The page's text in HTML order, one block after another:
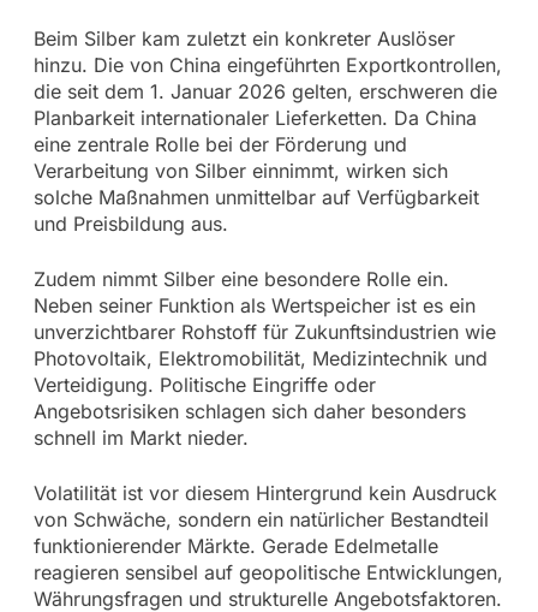
Beim Silber kam zuletzt ein konkreter Auslöser
hinzu. Die von China eingeführten Exportkontrollen,
die seit dem 1. Januar 2026 gelten, erschweren die
Planbarkeit internationaler Lieferketten. Da China
eine zentrale Rolle bei der Förderung und
Verarbeitung von Silber einnimmt, wirken sich
solche Maßnahmen unmittelbar auf Verfügbarkeit
und Preisbildung aus.
Zudem nimmt Silber eine besondere Rolle ein.
Neben seiner Funktion als Wertspeicher ist es ein
unverzichtbarer Rohstoff für Zukunftsindustrien wie
Photovoltaik, Elektromobilität, Medizintechnik und
Verteidigung. Politische Eingriffe oder
Angebotsrisiken schlagen sich daher besonders
schnell im Markt nieder.
Volatilität ist vor diesem Hintergrund kein Ausdruck
von Schwäche, sondern ein natürlicher Bestandteil
funktionierender Märkte. Gerade Edelmetalle
reagieren sensibel auf geopolitische Entwicklungen,
Währungsfragen und strukturelle Angebotsfaktoren.